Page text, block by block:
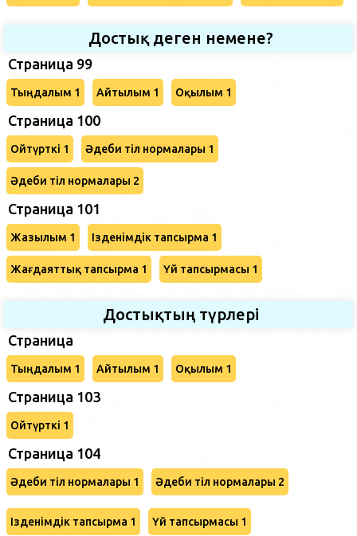
Достық деген немене?
Страница 99
Тыңдалым 1 Айтылым 1 Оқылым 1
Страница 100
Ойтүрткі 1 Әдеби тіл нормалары 1
Әдеби тіл нормалары 2
Страница 101
Жазылым 1 Ізденімдік тапсырма 1
Жағдаяттық тапсырма 1 Үй тапсырмасы 1
Достықтың түрлері
Страница
Тыңдалым 1 Айтылым 1 Оқылым 1
Страница 103
Ойтүрткі 1
Страница 104
Әдеби тіл нормалары 1 Әдеби тіл нормалары 2
Ізденімдік тапсырма 1 Үй тапсырмасы 1